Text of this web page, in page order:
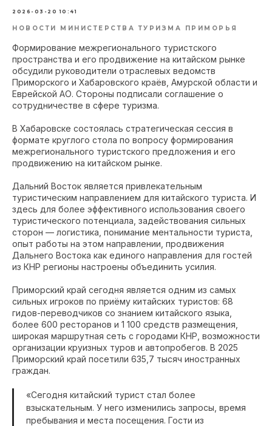
2026-03-20 10:41
НОВОСТИ МИНИСТЕРСТВА ТУРИЗМА ПРИМОРЬЯ
Формирование межрегионального туристского
пространства и его продвижение на китайском рынке
обсудили руководители отраслевых ведомств
Приморского и Хабаровского краёв, Амурской области и
Еврейской АО. Стороны подписали соглашение о
сотрудничестве в сфере туризма.
В Хабаровске состоялась стратегическая сессия в
формате круглого стола по вопросу формирования
межрегионального туристского предложения и его
продвижению на китайском рынке.
Дальний Восток является привлекательным
туристическим направлением для китайского туриста. И
здесь для более эффективного использования своего
туристического потенциала, задействования сильных
сторон — логистика, понимание ментальности туриста,
опыт работы на этом направлении, продвижения
Дальнего Востока как единого направления для гостей
из КНР регионы настроены объединить усилия.
Приморский край сегодня является одним из самых
сильных игроков по приёму китайских туристов: 68
гидов-переводчиков со знанием китайского языка,
более 600 ресторанов и 1 100 средств размещения,
широкая маршрутная сеть с городами КНР, возможности
организации круизных туров и автопробегов. В 2025
Приморский край посетили 635,7 тысяч иностранных
граждан.
«Сегодня китайский турист стал более
взыскательным. У него изменились запросы, время
пребывания и места посещения. Гости из